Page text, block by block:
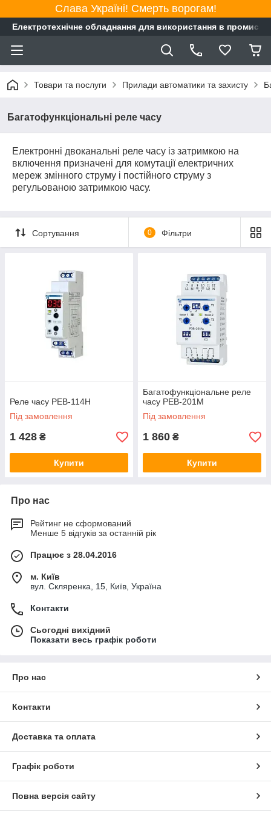
Слава Україні! Смерть ворогам!
Електротехнічне обладнання для використання в
Товари та послуги Прилади автоматики та захисту
Багатофункціональні реле часу
Електронні двоканальні реле часу із затримкою на
включення призначені для комутації електричних
мереж змінного струму і постійного струму з
регульованою затримкою часу.
Сортування 0 Фільтри
Реле часу РЕВ-114Н
Під замовлення
1 428 ₴
Купити
Багатофункціональне реле
часу РЕВ-201М
Під замовлення
1 860 ₴
Купити
Про нас
Рейтинг не сформований
Менше 5 відгуків за останній рік
Працює з 28.04.2016
м. Київ
вул. Скляренка, 15, Київ, Україна
Контакти
Сьогодні вихідний
Показати весь графік роботи
Про нас
Контакти
Доставка та оплата
Графік роботи
Повна версія сайту